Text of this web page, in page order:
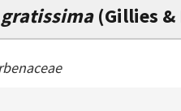
(Gillies &